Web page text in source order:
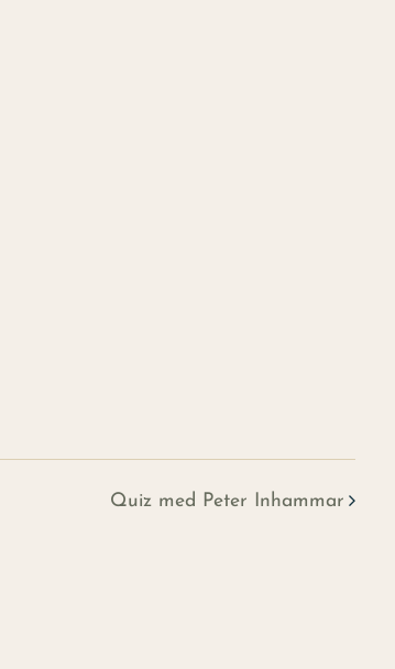
Quiz med Peter Inhammar